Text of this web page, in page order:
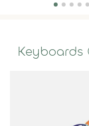
Keyboards